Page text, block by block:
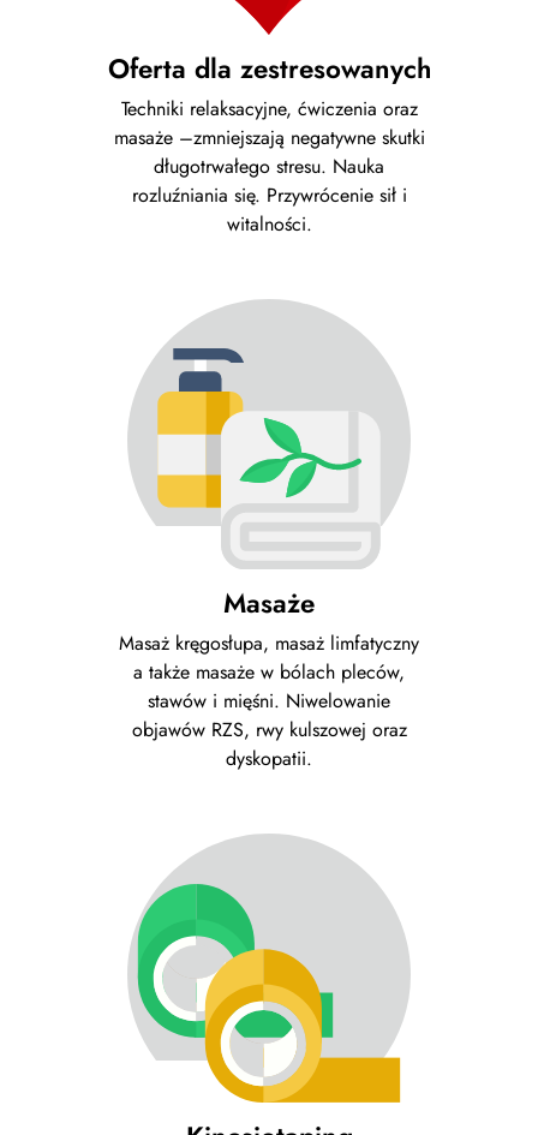
Oferta dla zestresowanych
Techniki relaksacyjne, ćwiczenia oraz
masaże –zmniejszają negatywne skutki
długotrwałego stresu. Nauka
rozluźniania się. Przywrócenie sił i
witalności.
Masaże
Masaż kręgosłupa, masaż limfatyczny
a także masaże w bólach pleców,
stawów i mięśni. Niwelowanie
objawów RZS, rwy kulszowej oraz
dyskopatii.